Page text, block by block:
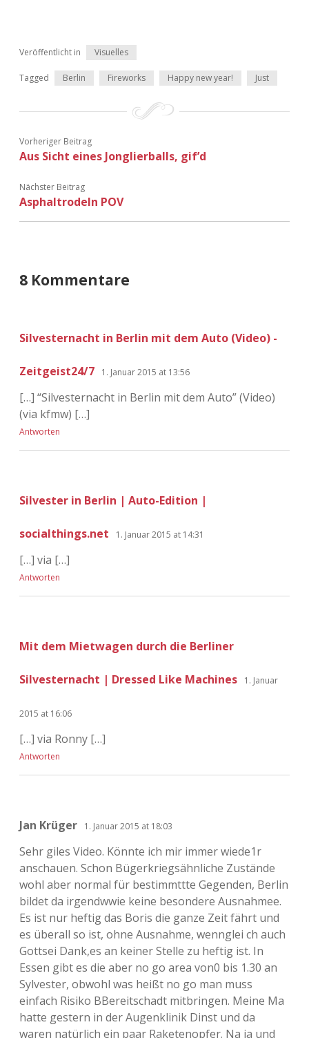
Veröffentlicht in Visuelles
Tagged Berlin Fireworks Happy new year! Just
Vorheriger Beitrag
Aus Sicht eines Jonglierballs, gif’d
Nächster Beitrag
Asphaltrodeln POV
8 Kommentare
Silvesternacht in Berlin mit dem Auto (Video) -
Zeitgeist24/7 1. Januar 2015 at 13:56
[…] “Silvesternacht in Berlin mit dem Auto” (Video)
(via kfmw) […]
Antworten
Silvester in Berlin | Auto-Edition |
socialthings.net 1. Januar 2015 at 14:31
[…] via […]
Antworten
Mit dem Mietwagen durch die Berliner
Silvesternacht | Dressed Like Machines 1. Januar
2015 at 16:06
[…] via Ronny […]
Antworten
Jan Krüger 1. Januar 2015 at 18:03
Sehr giles Video. Könnte ich mir immer wiede1r
anschauen. Schon Bügerkriegsähnliche Zustände
wohl aber normal für bestimmttte Gegenden, Berlin
bildet da irgendwwie keine besondere Ausnahmee.
Es ist nur heftig das Boris die ganze Zeit fährt und
es überall so ist, ohne Ausnahme, wennglei ch auch
Gottsei Dank,es an keiner Stelle zu heftig ist. In
Essen gibt es die aber no go area von0 bis 1.30 an
Sylvester, obwohl was heißt no go man muss
einfach Risiko BBereitschadt mitbringen. Meine Ma
hatte gestern in der Augenklinik Dinst und da
waren natürlich ein paar Raketenopfer. Na ja und